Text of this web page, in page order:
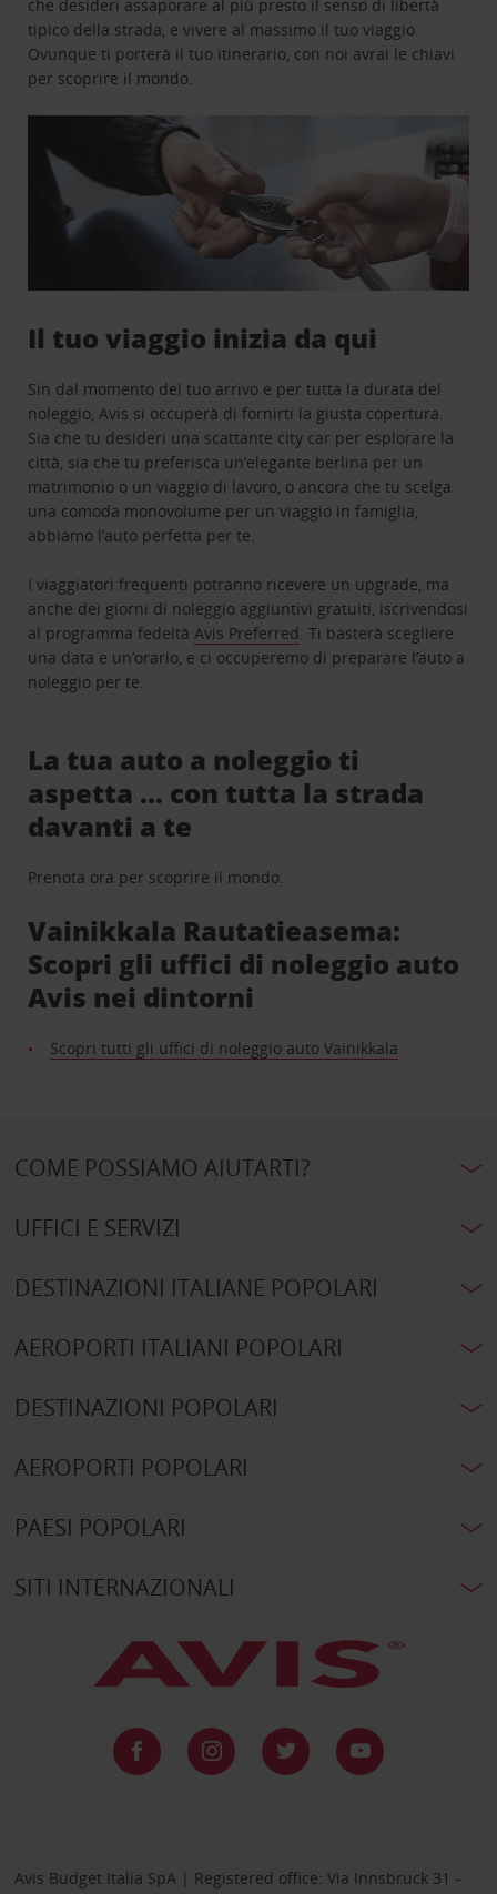
che desideri assaporare al più presto il senso di libertà
tipico della strada, e vivere al massimo il tuo viaggio.
Ovunque ti porterà il tuo itinerario, con noi avrai le chiavi
per scoprire il mondo.
Il tuo viaggio inizia da qui
Sin dal momento del tuo arrivo e per tutta la durata del
noleggio, Avis si occuperà di fornirti la giusta copertura.
Sia che tu desideri una scattante city car per esplorare la
città, sia che tu preferisca un’elegante berlina per un
matrimonio o un viaggio di lavoro, o ancora che tu scelga
una comoda monovolume per un viaggio in famiglia,
abbiamo l’auto perfetta per te.
I viaggiatori frequenti potranno ricevere un upgrade, ma
anche dei giorni di noleggio aggiuntivi gratuiti, iscrivendosi
al programma fedeltàAvis Preferred. Ti basterà scegliere
una data e un’orario, e ci occuperemo di preparare l’auto a
noleggio per te.
La tua auto a noleggio ti
aspetta … con tutta la strada
davanti a te
Prenota ora per scoprire il mondo.
Vainikkala Rautatieasema:
Scopri gli uffici di noleggio auto
Avis nei dintorni
Scopri tutti gli uffici di noleggio auto Vainikkala
COME POSSIAMO AIUTARTI?
UFFICI E SERVIZI
DESTINAZIONI ITALIANE POPOLARI
AEROPORTI ITALIANI POPOLARI
DESTINAZIONI POPOLARI
AEROPORTI POPOLARI
PAESI POPOLARI
SITI INTERNAZIONALI
Avis Budget Italia SpA | Registered office: Via Innsbruck 31 –